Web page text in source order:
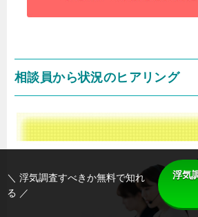
相談員から状況のヒアリング
＼ 浮気調査すべきか無料で知れ
る ／
浮気